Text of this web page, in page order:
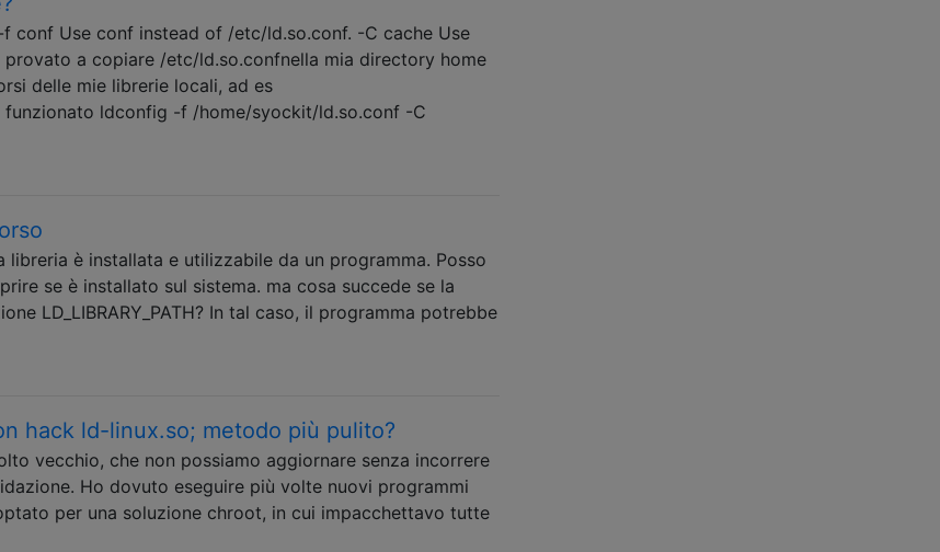
conf Use conf instead of /etc/ld.so.conf. -C cache Use
a copiare /etc/ld.so.confnella mia directory home
delle mie librerie locali, ad es
ldconfig -f /home/syockit/ld.so.conf -C
è installata e utilizzabile da un programma. Posso
se è installato sul sistema. ma cosa succede se la
LD_LIBRARY_PATH? In tal caso, il programma potrebbe
hack ld-linux.so; metodo più pulito?
vecchio, che non possiamo aggiornare senza incorrere
Ho dovuto eseguire più volte nuovi programmi
per una soluzione chroot, in cui impacchettavo tutte